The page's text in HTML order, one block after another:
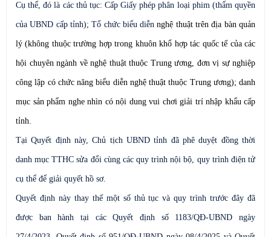
Cụ thể, đó là các thủ tục: Cấp Giấy phép phân loại phim (thẩm quyền
của UBND cấp tỉnh); Tổ chức biểu diễnnghệ thuật trên địa bàn quản
lý (không thuộc trường hợp trong khuôn khổ hợp tác quốc tế của các
hội chuyên ngành về nghệ thuật thuộc Trung ương, đơn vị sự nghiệp
công lập có chức năng biểu diễn nghệ thuật thuộc Trung ương); danh
mục sản phẩm nghe nhìn có nội dung vui chơi giải trí nhập khẩu cấp
tỉnh.
Tại Quyết định này,Chủ tịch UBND tỉnh đã phê duyệt đồng thời
danh mục TTHC sửa đổi cùng các quy trình nội bộ, quy trình điện tử
cụ thể để giải quyết hồ sơ.
Quyết định này thay thế một số thủ tục và quy trình trước đây đã
được ban hành tại các Quyết định số 1183/QĐ-UBND ngày